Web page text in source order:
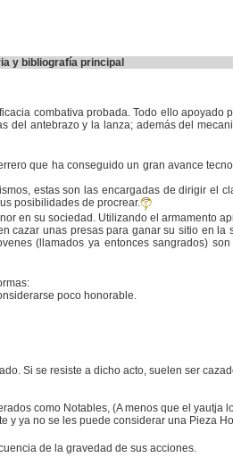
y bibliografía principal
combativa probada. Todo ello apoyado
antebrazo y la lanza; además del
que ha conseguido un gran avance
estas son las encargadas de dirigir el
posibilidades de procrear.
en su sociedad. Utilizando el armamento
cazar unas presas para ganar su sitio en la
(llamados ya entonces sangrados)
poco honorable.
Si se resiste a dicho acto, suelen ser
como Notables, (A menos que el yautja
y ya no se les puede considerar una Pieza
de la gravedad de sus acciones.